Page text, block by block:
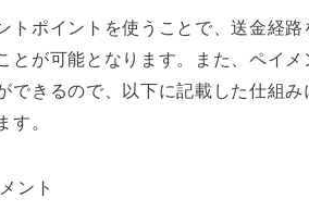
トポイントを使うことで、送金経
とが可能となります。また、ペイ
できるので、以下に記載した仕組
す。
ント